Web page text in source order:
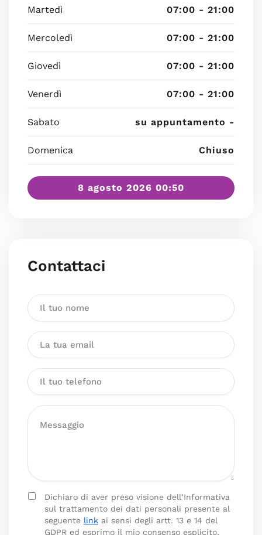
Martedì 07:00 - 21:00
Mercoledì 07:00 - 21:00
Giovedì 07:00 - 21:00
Venerdì 07:00 - 21:00
Sabato su appuntamento -
Domenica Chiuso
8 agosto 2026 00:50
Contattaci
Dichiaro di aver preso visione dell’Informativa
sul trattamento dei dati personali presente al
seguente link ai sensi degli artt. 13 e 14 del
GDPR ed esprimo il mio consenso esplicito,